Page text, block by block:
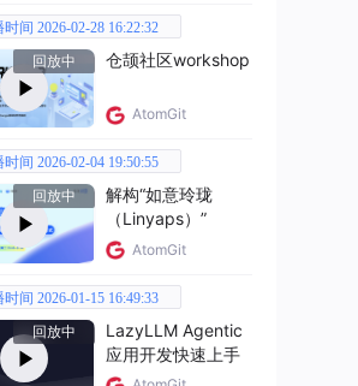
间 2026-02-28 16:22:32
回放中
仓颉社区workshop
AtomGit
间 2026-02-04 19:50:55
回放中
解构“如意玲珑
（Linyaps）”
AtomGit
间 2026-01-15 16:49:33
回放中
LazyLLM Agentic
应用开发快速上手